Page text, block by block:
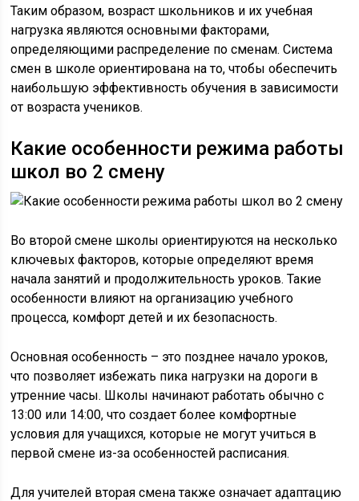
Таким образом, возраст школьников и их учебная
нагрузка являются основными факторами,
определяющими распределение по сменам. Система
смен в школе ориентирована на то, чтобы обеспечить
наибольшую эффективность обучения в зависимости
от возраста учеников.
Какие особенности режима работы
школ во 2 смену
Во второй смене школы ориентируются на несколько
ключевых факторов, которые определяют время
начала занятий и продолжительность уроков. Такие
особенности влияют на организацию учебного
процесса, комфорт детей и их безопасность.
Основная особенность – это позднее начало уроков,
что позволяет избежать пика нагрузки на дороги в
утренние часы. Школы начинают работать обычно с
13:00 или 14:00, что создает более комфортные
условия для учащихся, которые не могут учиться в
первой смене из-за особенностей расписания.
Для учителей вторая смена также означает адаптацию